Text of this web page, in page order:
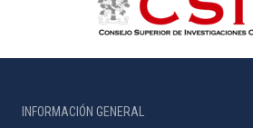
INFORMACIÓN GENERAL